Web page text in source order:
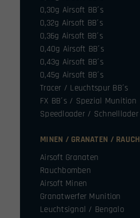
0,30g Airsoft BB´s
0,32g Airsoft BB´s
0,36g Airsoft BB´s
0,40g Airsoft BB´s
0,43g Airsoft BB´s
0,45g Airsoft BB´s
Tracer / Leuchtspur BB´s
FX BB´s / Spezial Munition
Speedloader / Schnelllader
MINEN / GRANATEN / RAUCH
Airsoft Granaten
Rauchbomben
Airsoft Minen
Granatwerfer Munition
Leuchtsignal / Bengalo